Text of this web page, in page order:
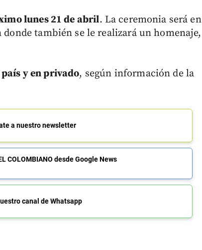
lunes 21 de abril. La ceremonia será en
también se le realizará un homenaje,
y en privado, según información de la
a nuestro newsletter
COLOMBIANO desde Google News
canal de Whatsapp